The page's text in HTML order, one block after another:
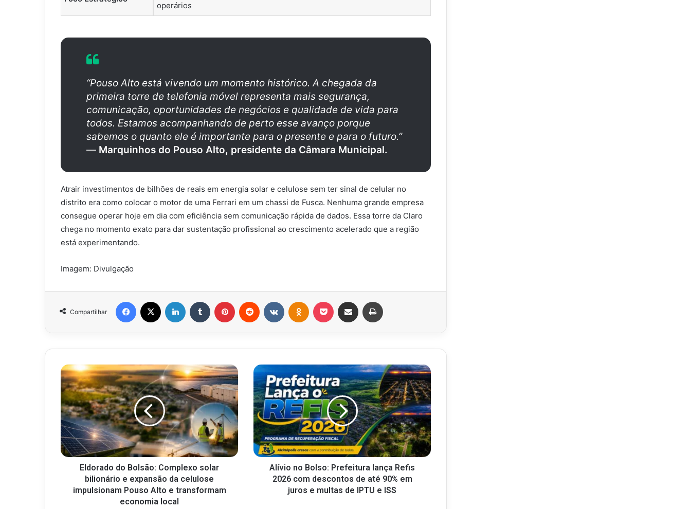
operários
“Pouso Alto está vivendo um momento histórico. A chegada da
primeira torre de telefonia móvel representa mais segurança,
comunicação, oportunidades de negócios e qualidade de vida para
todos. Estamos acompanhando de perto esse avanço porque
sabemos o quanto ele é importante para o presente e para o futuro.”
— Marquinhos do Pouso Alto, presidente da Câmara Municipal.
Atrair investimentos de bilhões de reais em energia solar e celulose sem ter sinal de celular no
distrito era como colocar o motor de uma Ferrari em um chassi de Fusca. Nenhuma grande empresa
consegue operar hoje em dia com eficiência sem comunicação rápida de dados. Essa torre da Claro
chega no momento exato para dar sustentação profissional ao crescimento acelerado que a região
está experimentando.
Imagem: Divulgação
Compartilhar
Facebook Linkedin Tumblr Pinterest Reddit VK OK Pocket Compartilhar via e-mail
Eldorado do Bolsão: Complexo solar
bilionário e expansão da celulose
impulsionam Pouso Alto e transformam
economia local
Alívio no Bolso: Prefeitura lança Refis
2026 com descontos de até 90% em
juros e multas de IPTU e ISS